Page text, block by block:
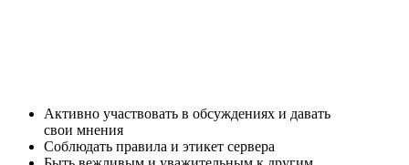
Активно участвовать в обсуждениях и давать
свои мнения
Соблюдать правила и этикет сервера